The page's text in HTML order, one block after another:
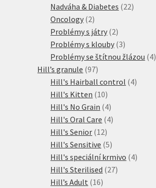
produktů
Nadváha & Diabetes 2222
Oncology 22
produkty
Problémy s játry 22
produkty
Problémy s klouby 33
produkty
Problémy se štítnou žlázou 44
Hill’s granule 9797
produktů
Hill's Hairball control 44
Hill's Kitten 1010
produktů
Hill's No Grain 44
produkty
Hill's Oral Care 44
Hill's Senior 1212
produktů
Hill's Sensitive 55
produktů
Hill's speciální krmivo 44
Hill's Sterilised 2727
Hill’s Adult 1616